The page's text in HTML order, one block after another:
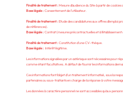
Finalité de traitement :Mesure d’audience du Site à partir de cookies
Base légale :Consentement de l’utilisateur.
Finalité de traitement :Etude des candidatures aux offres d’emploi
de références).
Base légale :Contrat (mesures précontractuelles et à
Finalité de traitement :Constitution d’une CV-thèque.
Base légale : Intérêt légitime.
Les informations signalées par un astérisque sont nécessaires pour
comme étant facultatives. A défaut de fournir les informations
Ces informations font l’objet d’un traitement informatisé, sous la
partenaires ou sous-traitants en charge de la réponse à votre
Les données à caractère personnel ne sont accessibles qu’aux